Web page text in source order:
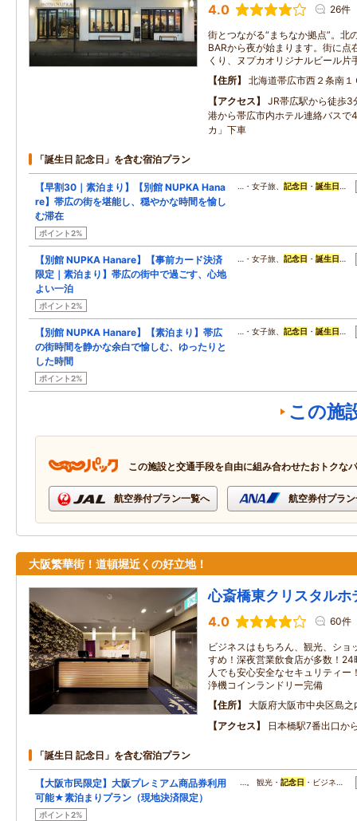
4.0 26件
街とつながる“まちなか拠点”。北
BARから夜が始まります。街に点
くり、ヌプカオリジナルビール片
住所
北海道帯広市西２条南
アクセス
JR帯広駅から徒歩3
港から帯広市内ホテル連絡バスで
カ」下車
「誕生日 記念日」を含む宿泊プラン
【早割30｜素泊まり】【別館 NUPKA Hana
re】帯広の街を堪能し、穏やかな時間を愉し
む滞在
ポイント2%
…・女子旅、 記念日 ・ 誕生日 …
【別館 NUPKA Hanare】【事前カード決済
限定｜素泊まり】帯広の街中で過ごす、心地
よい一泊
ポイント2%
…・女子旅、 記念日 ・ 誕生日 …
【別館 NUPKA Hanare】【素泊まり】帯広
の街時間を静かな余白で愉しむ、ゆったりと
した時間
ポイント2%
…・女子旅、 記念日 ・ 誕生日 …
この施
この施設と交通手段を自由に組み合わせたおトクな
航空券付プラン一覧へ 航空券付プラ
大阪繁華街！道頓堀近くの好立地！
心斎橋東クリスタルホ
4.0 60件
ビジネスはもちろん、観光、ショ
すめ！深夜営業飲食店が多数！
人でも安心安全なセキュリティー
浄機コインランドリー完備
住所
大阪府大阪市中央区島
アクセス
日本橋駅7番出口か
「誕生日 記念日」を含む宿泊プラン
【大阪市民限定】大阪プレミアム商品券利用
可能★素泊まりプラン（現地決済限定）
ポイント2%
…。 観光・記念日 ・ビジネ…